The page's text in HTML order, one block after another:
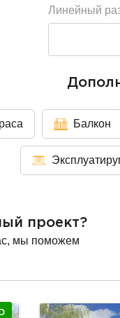
Линейный
Балкон
проект?
мы поможем